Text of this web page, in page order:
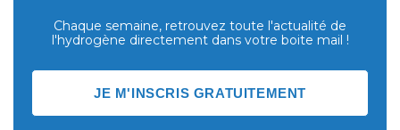
Chaque semaine, retrouvez toute l'actualité de
l'hydrogène directement dans votre boite mail !
JE M'INSCRIS GRATUITEMENT